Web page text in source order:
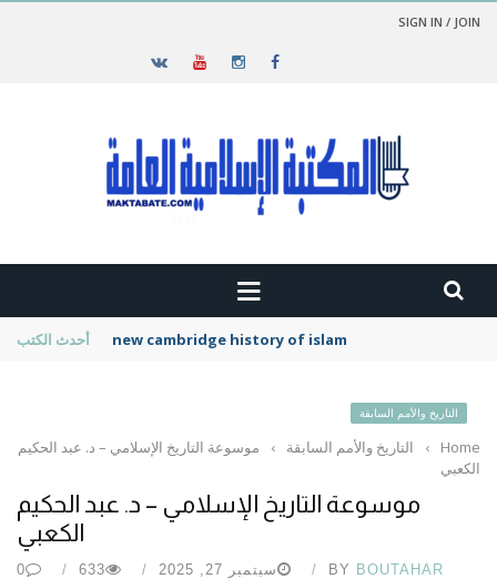
SIGN IN / JOIN
أحدث الكتب new cambridge history of islam
التاريخ والأمم السابقة
Home
› التاريخ والأمم السابقة ›
موسوعة التاريخ الإسلامي – د. عبد الحكيم
الكعبي
موسوعة التاريخ الإسلامي – د. عبد الحكيم
الكعبي
BY BOUTAHAR سبتمبر 27, 2025 633
0